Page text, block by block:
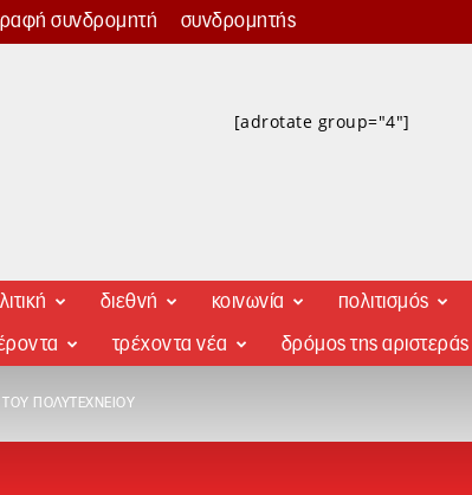
συνδρομητή συνδρομητής
[adrotate group="4"]
διεθνή κοινωνία πολιτισμός
τρέχοντα νέα δρόμος της αριστεράς
ΤΟΥ ΠΟΛΥΤΕΧΝΕΊΟΥ